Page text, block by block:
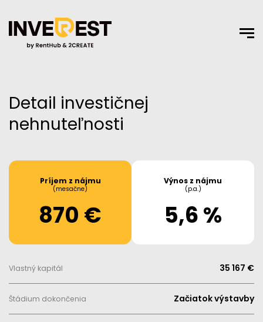
Detail investičnej
nehnuteľnosti
Príjem z nájmu
(mesačne)
870 €
Výnos z nájmu
(p.a.)
5,6 %
Vlastný kapitál 35 167 €
Štádium dokončenia Začiatok výstavby